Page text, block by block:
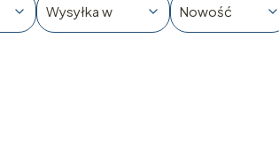
Wysyłka w Nowość